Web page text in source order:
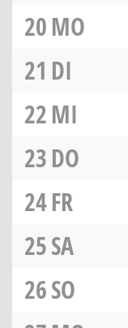
20MO
21 DI
22MI
23DO
24FR
25SA
26SO